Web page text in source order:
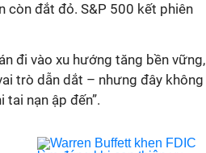
còn đắt đỏ. S&P 500 kết phiên
đi vào xu hướng tăng bền vững,
trò dẫn dắt – nhưng đây không
nạn ập đến”.